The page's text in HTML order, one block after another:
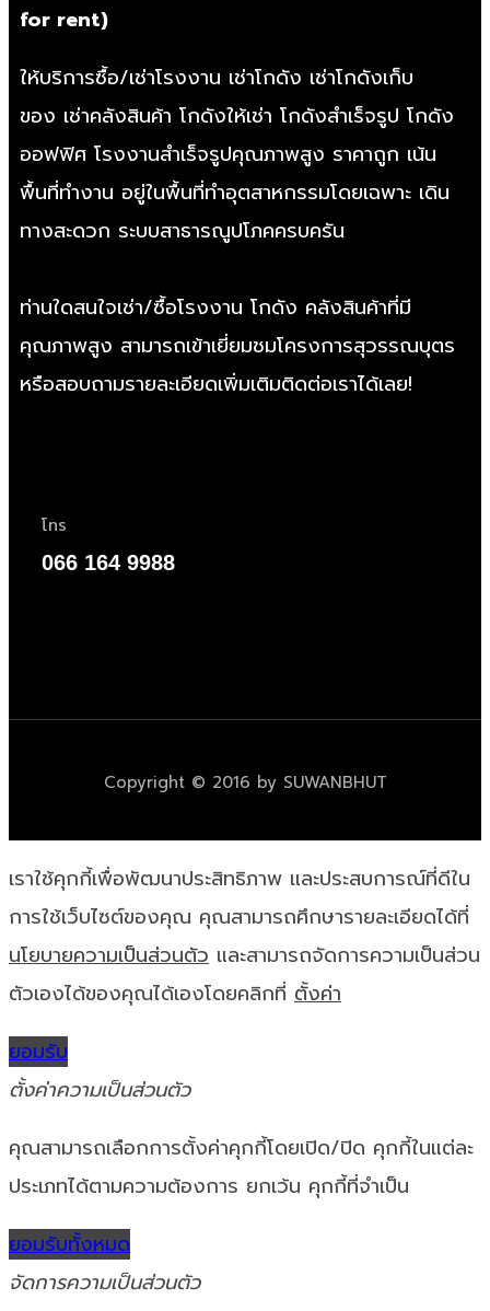
for rent)
ให้บริการซื้อ/เช่าโรงงาน เช่าโกดัง เช่าโกดังเก็บ
ของ เช่าคลังสินค้า โกดังให้เช่า โกดังสำเร็จรูป โกดัง
ออฟฟิศ โรงงานสำเร็จรูปคุณภาพสูง ราคาถูก เน้น
พื้นที่ทำงาน อยู่ในพื้นที่ทำอุตสาหกรรมโดยเฉพาะ เดิน
ทางสะดวก ระบบสาธารณูปโภคครบครัน
ท่านใดสนใจเช่า/ซื้อโรงงาน โกดัง คลังสินค้าที่มี
คุณภาพสูง สามารถเข้าเยี่ยมชมโครงการสุวรรณบุตร
หรือสอบถามรายละเอียดเพิ่มเติมติดต่อเราได้เลย!
โทร
066 164 9988
Copyright © 2016 by SUWANBHUT
เราใช้คุกกี้เพื่อพัฒนาประสิทธิภาพ และประสบการณ์ที่ดีใน
การใช้เว็บไซต์ของคุณ คุณสามารถศึกษารายละเอียดได้ที่
นโยบายความเป็นส่วนตัว และสามารถจัดการความเป็นส่วน
ตัวเองได้ของคุณได้เองโดยคลิกที่ ตั้งค่า
ยอมรับ
ตั้งค่าความเป็นส่วนตัว
คุณสามารถเลือกการตั้งค่าคุกกี้โดยเปิด/ปิด คุกกี้ในแต่ละ
ประเภทได้ตามความต้องการ ยกเว้น คุกกี้ที่จำเป็น
ยอมรับทั้งหมด
จัดการความเป็นส่วนตัว